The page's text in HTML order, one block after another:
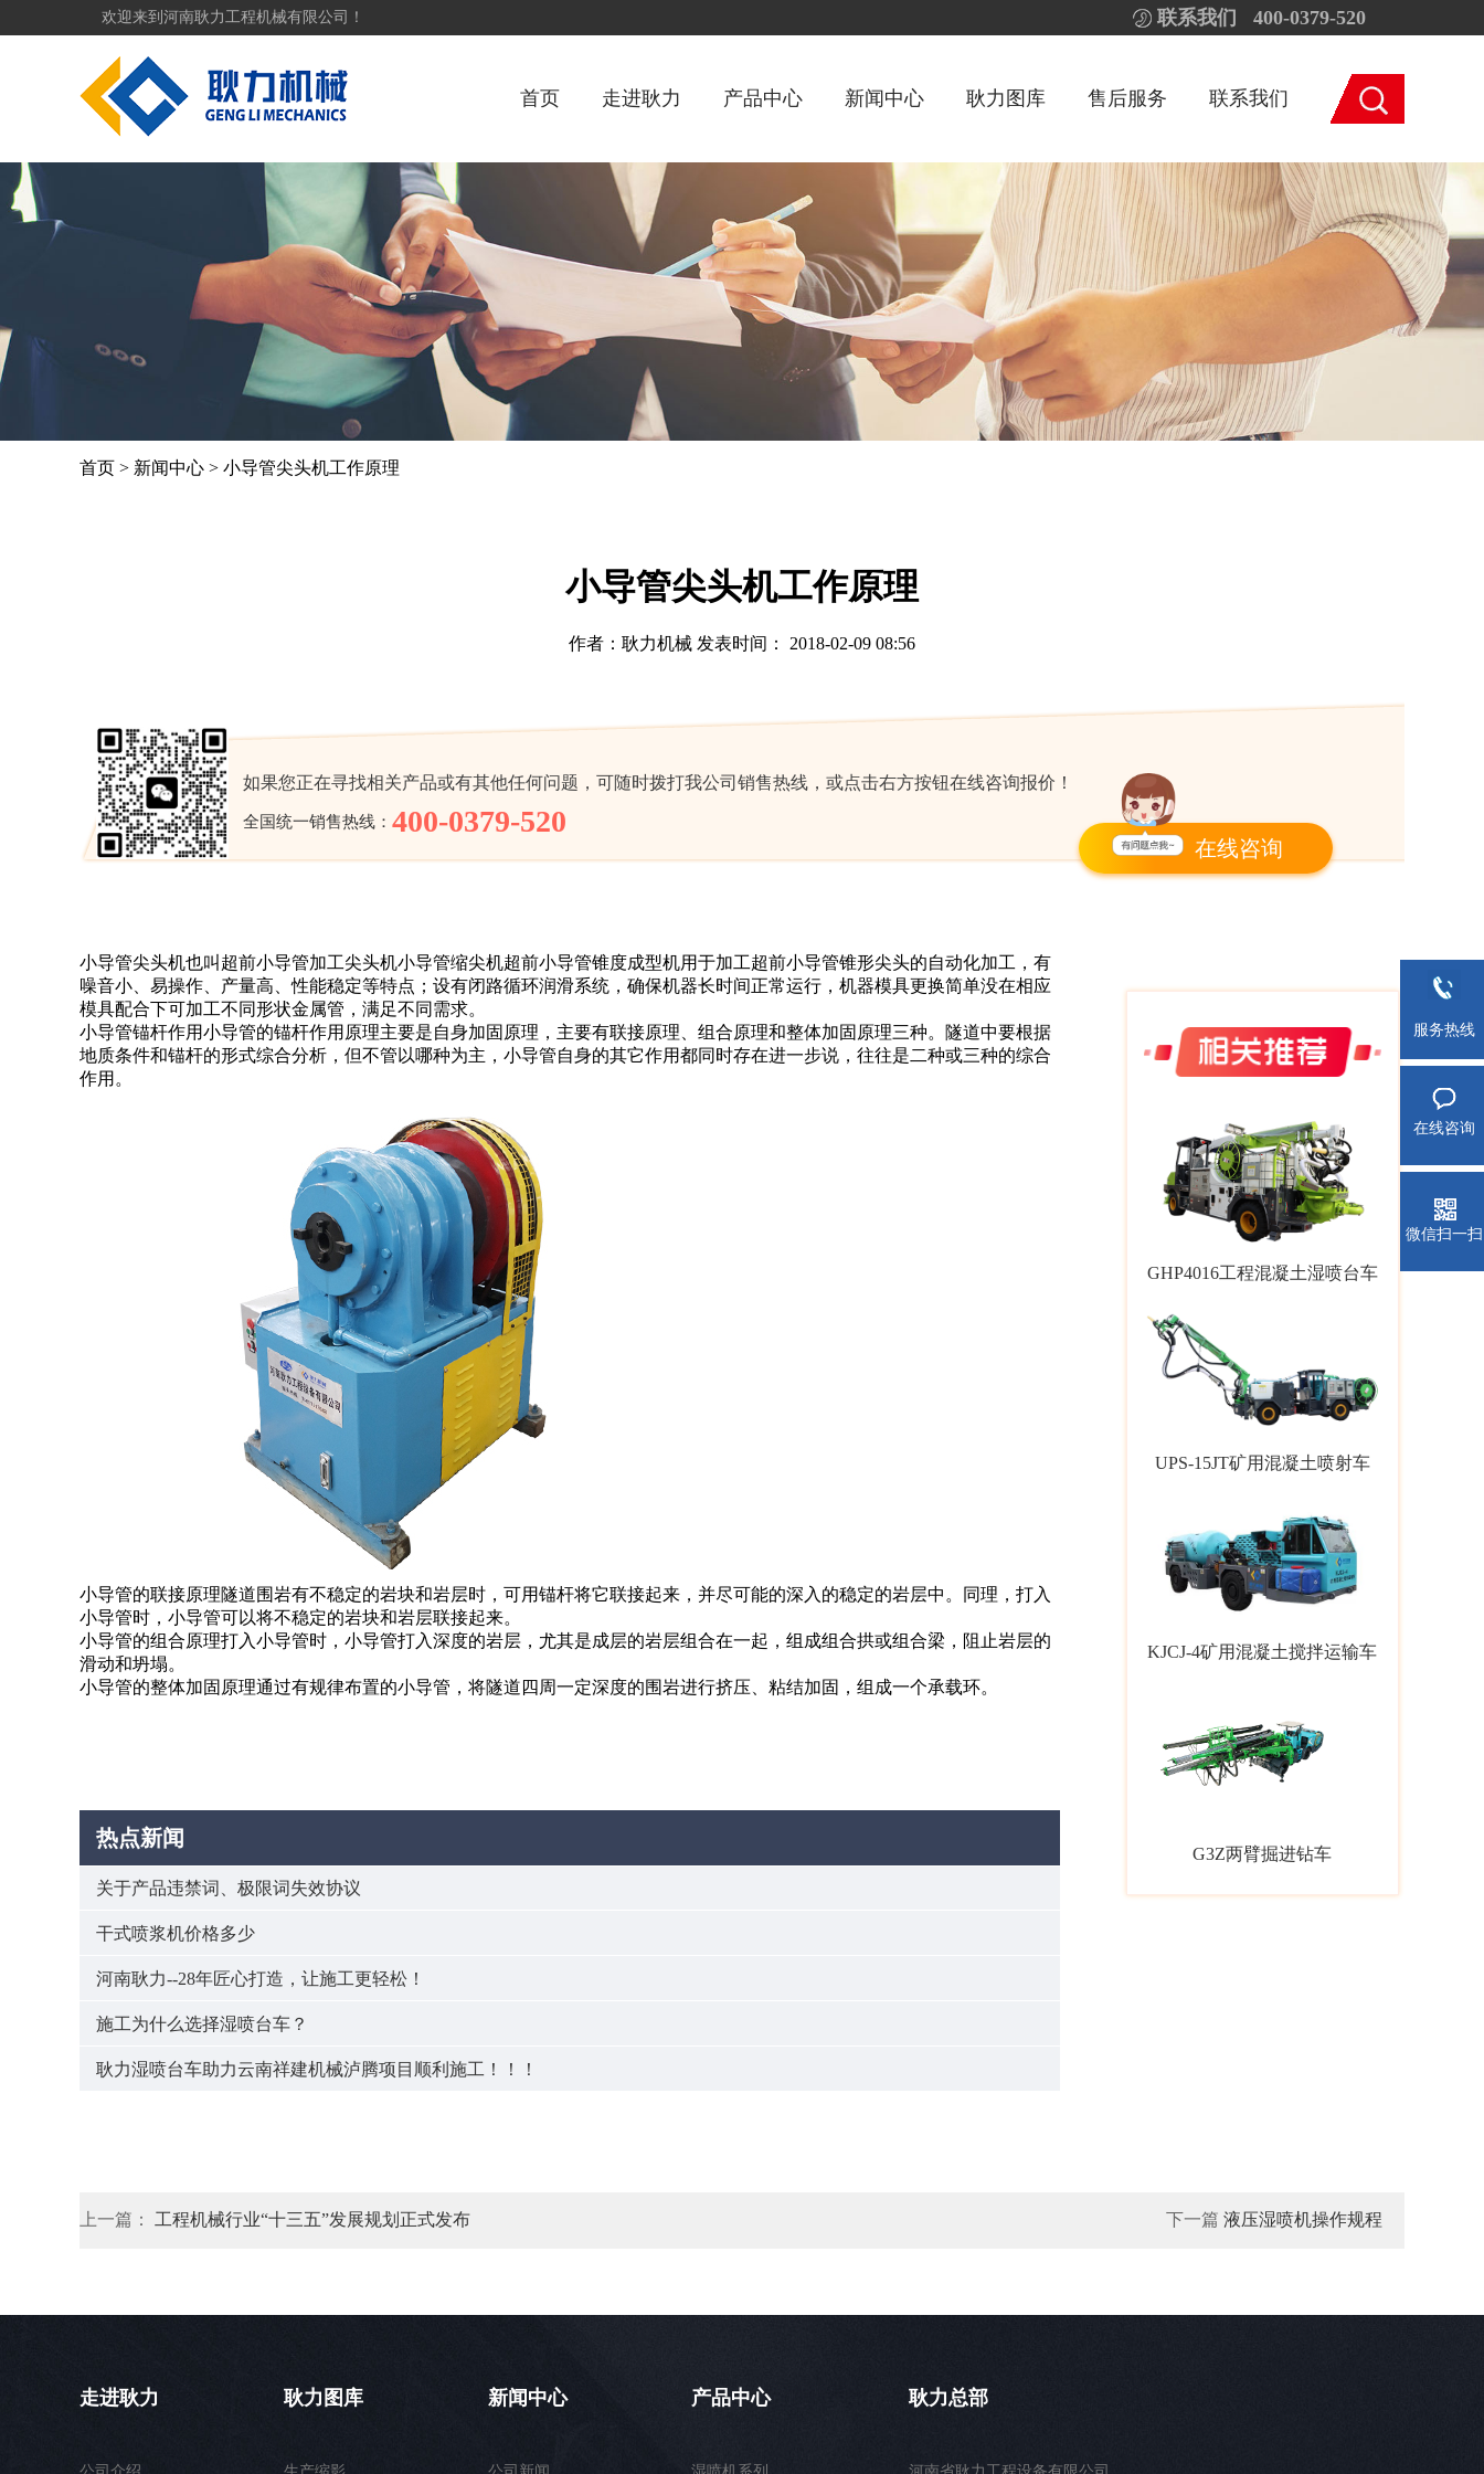
欢迎来到河南耿力工程机械有限公司！ 联系我们 400-0379-520
首页 走进耿力 产品中心 新闻中心 耿力图库 售后服务 联系我们
首页 > 新闻中心 > 小导管尖头机工作原理
小导管尖头机工作原理
作者：耿力机械 发表时间： 2018-02-09 08:56
如果您正在寻找相关产品或有其他任何问题，可随时拨打我公司销售热线，或点击右方按钮在线咨询报价！
全国统一销售热线： 400-0379-520
在线咨询
小导管尖头机也叫超前小导管加工尖头机小导管缩尖机超前小导管锥度成型机用于加工超前小导管锥形尖头的自动化加工，有
噪音小、易操作、产量高、性能稳定等特点；设有闭路循环润滑系统，确保机器长时间正常运行，机器模具更换简单没在相应
模具配合下可加工不同形状金属管，满足不同需求。
小导管锚杆作用小导管的锚杆作用原理主要是自身加固原理，主要有联接原理、组合原理和整体加固原理三种。隧道中要根据
地质条件和锚杆的形式综合分析，但不管以哪种为主，小导管自身的其它作用都同时存在进一步说，往往是二种或三种的综合
作用。
小导管的联接原理隧道围岩有不稳定的岩块和岩层时，可用锚杆将它联接起来，并尽可能的深入的稳定的岩层中。同理，打入
小导管时，小导管可以将不稳定的岩块和岩层联接起来。
小导管的组合原理打入小导管时，小导管打入深度的岩层，尤其是成层的岩层组合在一起，组成组合拱或组合梁，阻止岩层的
滑动和坍塌。
小导管的整体加固原理通过有规律布置的小导管，将隧道四周一定深度的围岩进行挤压、粘结加固，组成一个承载环。
热点新闻
关于产品违禁词、极限词失效协议
干式喷浆机价格多少
河南耿力--28年匠心打造，让施工更轻松！
施工为什么选择湿喷台车？
耿力湿喷台车助力云南祥建机械泸腾项目顺利施工！！！
商推荐
GHP4016工程混凝土湿喷台车
UPS-15JT矿用混凝土喷射车
KJCJ-4矿用混凝土搅拌运输车
G3Z两臂掘进钻车
上一篇： 工程机械行业“十三五”发展规划正式发布 下一篇 液压湿喷机操作规程
走进耿力 耿力图库 新闻中心 产品中心 耿力总部
服务热线
在线咨询
微信扫一扫